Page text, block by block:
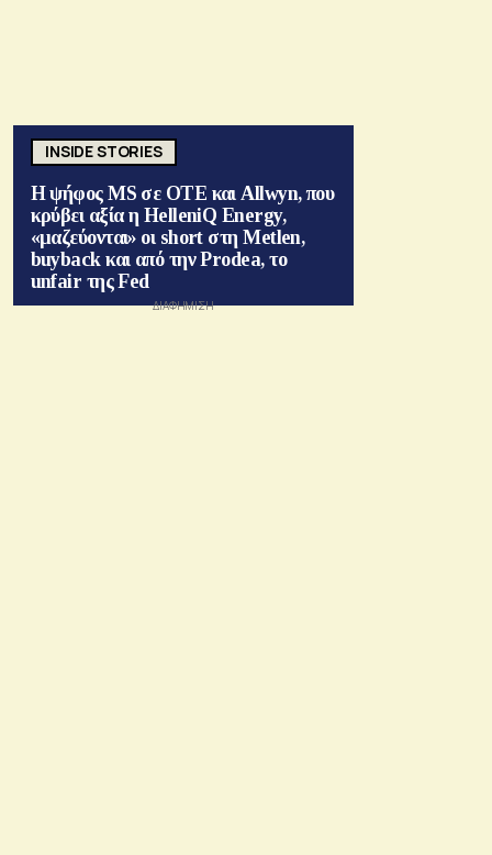
INSIDE STORIES
Η ψήφος MS σε ΟΤΕ και Allwyn, που
κρύβει αξία η HelleniQ Energy,
«μαζεύονται» οι short στη Metlen,
buyback και από την Prodea, το
unfair της Fed